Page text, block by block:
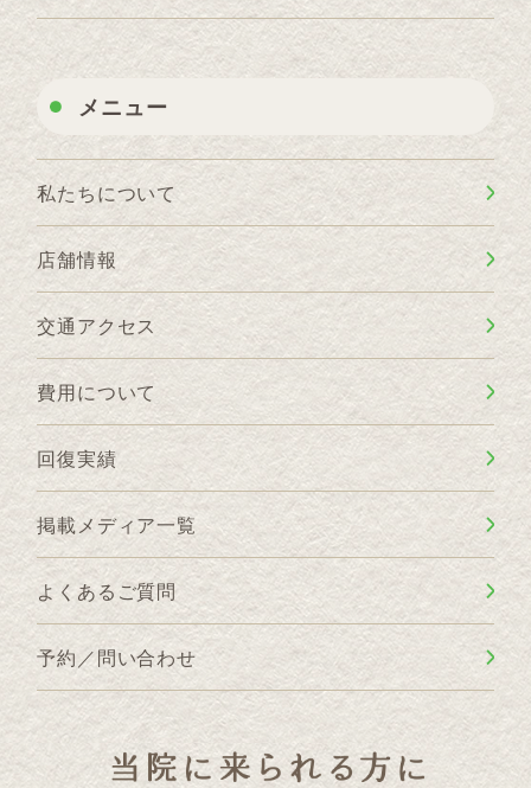
メニュー
私たちについて
店舗情報
交通アクセス
費用について
回復実績
掲載メディア一覧
よくあるご質問
予約／問い合わせ